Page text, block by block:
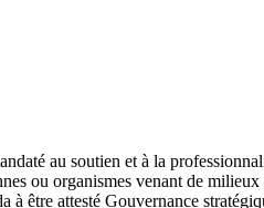
au soutien et à la
ou organismes venant de
à être attesté Gouvernance